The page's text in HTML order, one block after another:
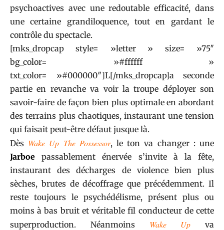
psychoactives avec une redoutable efficacité, dans
une certaine grandiloquence, tout en gardant le
contrôle du spectacle.
[mks_dropcap style= »letter » size= »75″
bg_color= »#ffffff »
txt_color= »#000000″]L[/mks_dropcap]a seconde
partie en revanche va voir la troupe déployer son
savoir-faire de façon bien plus optimale en abordant
des terrains plus chaotiques, instaurant une tension
qui faisait peut-être défaut jusque là.
Dès Wake Up The Possessor, le ton va changer : une
Jarboe
passablement énervée s’invite à la fête,
instaurant des décharges de violence bien plus
sèches, brutes de décoffrage que précédemment. Il
reste toujours le psychédélisme, présent plus ou
moins à bas bruit et véritable fil conducteur de cette
superproduction. Néanmoins Wake Up va